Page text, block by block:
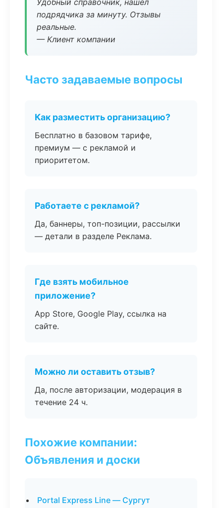
Удобный справочник, нашёл
подрядчика за минуту. Отзывы
реальные.
— Клиент компании
Часто задаваемые вопросы
Как разместить организацию?
Бесплатно в базовом тарифе,
премиум — с рекламой и
приоритетом.
Работаете с рекламой?
Да, баннеры, топ-позиции, рассылки
— детали в разделе Реклама.
Где взять мобильное
приложение?
App Store, Google Play, ссылка на
сайте.
Можно ли оставить отзыв?
Да, после авторизации, модерация в
течение 24 ч.
Похожие компании:
Объявления и доски
Portal Express Line — Сургут